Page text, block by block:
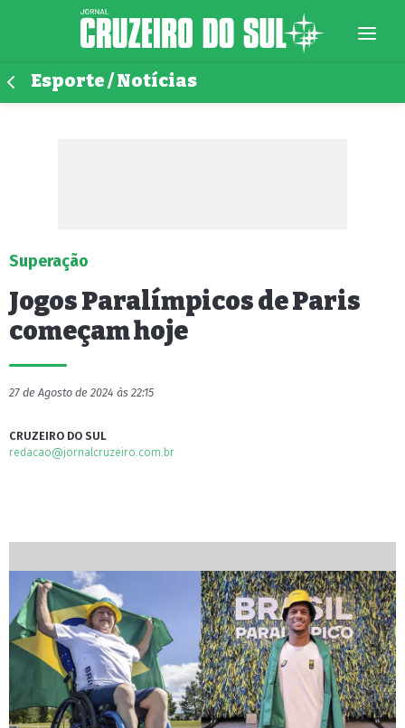
Esporte / Notícias
Superação
Jogos Paralímpicos de Paris
começam hoje
27 de Agosto de 2024 às 22:15
CRUZEIRO DO SUL
redacao@jornalcruzeiro.com.br